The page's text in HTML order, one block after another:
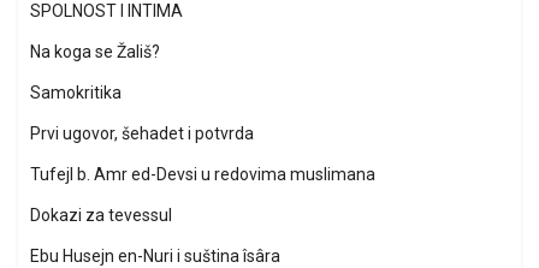
SPOLNOST I INTIMA
Na koga se Žališ?
Samokritika
Prvi ugovor, šehadet i potvrda
Tufejl b. Amr ed-Devsi u redovima muslimana
Dokazi za tevessul
Ebu Husejn en-Nuri i suština îsâra